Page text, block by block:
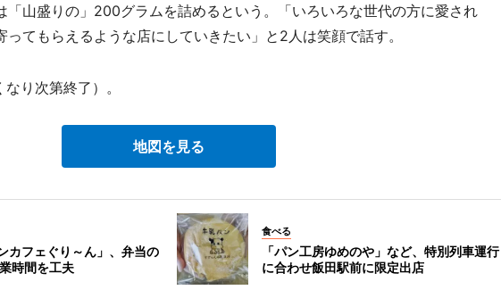
「山盛りの」200グラムを詰めるという。「いろいろな世代の方に愛され
てもらえるような店にしていきたい」と2人は笑顔で話す。
り次第終了）。
地図を見る
カフェぐり～ん」、弁当の
時間を工夫
食べる
「パン工房ゆめのや」など、特別列車運行
に合わせ飯田駅前に限定出店